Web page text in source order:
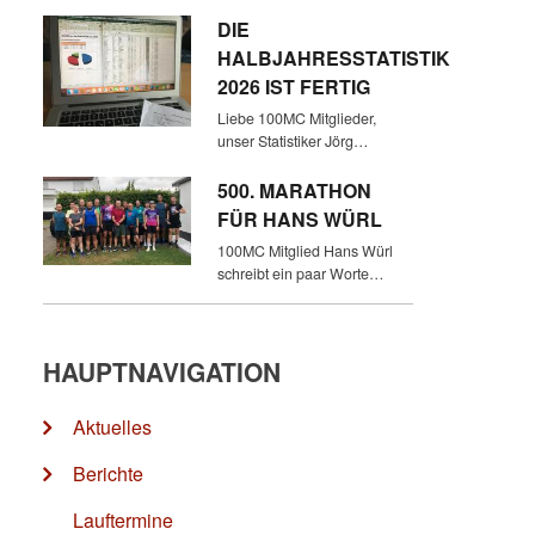
DIE
HALBJAHRESSTATISTIK
2026 IST FERTIG
Liebe 100MC Mitglieder,
unser Statistiker Jörg…
500. MARATHON
FÜR HANS WÜRL
100MC Mitglied Hans Würl
schreibt ein paar Worte…
HAUPTNAVIGATION
Aktuelles
Berichte
Lauftermine